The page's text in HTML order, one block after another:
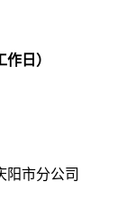
作日）
阳市分公司